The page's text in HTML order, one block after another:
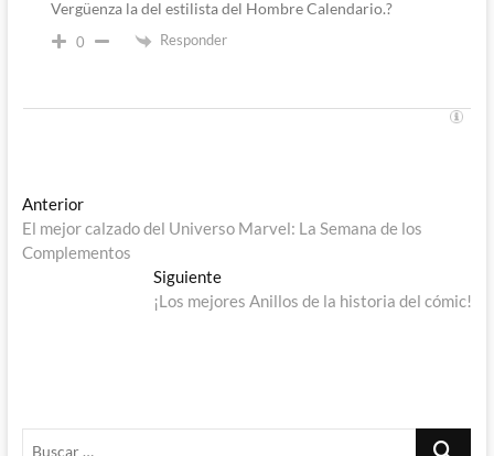
Vergüenza la del estilista del Hombre Calendario.?
0 Responder
Navegación
de
AnteriorEntrada
anterior:
El mejor calzado del Universo Marvel: La Semana de los
Complementos
SiguienteEntrada
siguiente:
¡Los mejores Anillos de la historia del cómic!
Buscar